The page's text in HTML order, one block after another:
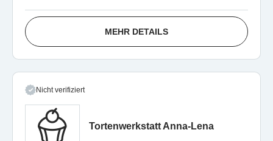
MEHR DETAILS
Nicht verifiziert
Tortenwerkstatt Anna-Lena